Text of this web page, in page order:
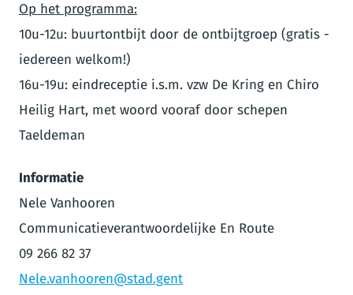
Op het programma:
10u-12u: buurtontbijt door de ontbijtgroep (gratis -
iedereen welkom!)
16u-19u: eindreceptie i.s.m. vzw De Kring en Chiro
Heilig Hart, met woord vooraf door schepen
Taeldeman
Informatie
Nele Vanhooren
Communicatieverantwoordelijke En Route
09 266 82 37
Nele.vanhooren@stad.gent